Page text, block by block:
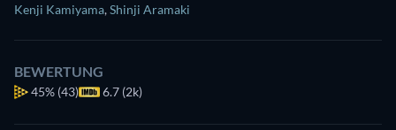
Kenji Kamiyama,Shinji Aramaki
BEWERTUNG
45% (43) 6.7 (2k)